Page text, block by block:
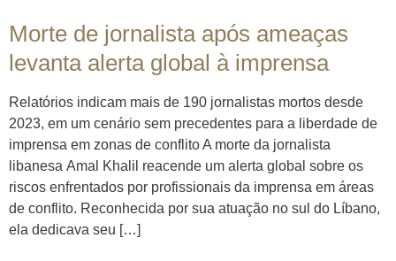
Morte de jornalista após ameaças
levanta alerta global à imprensa
Relatórios indicam mais de 190 jornalistas mortos desde
2023, em um cenário sem precedentes para a liberdade de
imprensa em zonas de conflito A morte da jornalista
libanesa Amal Khalil reacende um alerta global sobre os
riscos enfrentados por profissionais da imprensa em áreas
de conflito. Reconhecida por sua atuação no sul do Líbano,
ela dedicava seu […]